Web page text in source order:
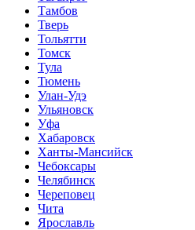
Тамбов
Тверь
Тольятти
Томск
Тула
Тюмень
Улан-Удэ
Ульяновск
Уфа
Хабаровск
Ханты-Мансийск
Чебоксары
Челябинск
Череповец
Чита
Ярославль